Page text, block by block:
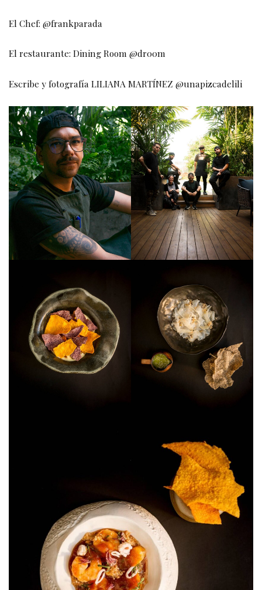
El Chef: @frankparada
El restaurante: Dining Room @dr00m
Escribe y fotografía LILIANA MARTÍNEZ @unapizcadelili